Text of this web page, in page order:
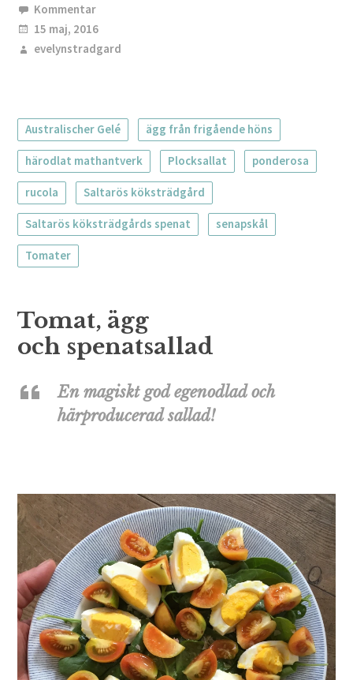
Kommentar
15 maj, 2016
evelynstradgard
Australischer Gelé ägg från frigående höns
härodlat mathantverk Plocksallat ponderosa
rucola Saltarös köksträdgård
Saltarös köksträdgårds spenat senapskål
Tomater
Tomat, ägg
och spenatsallad
En magiskt god egenodlad och
härproducerad sallad!